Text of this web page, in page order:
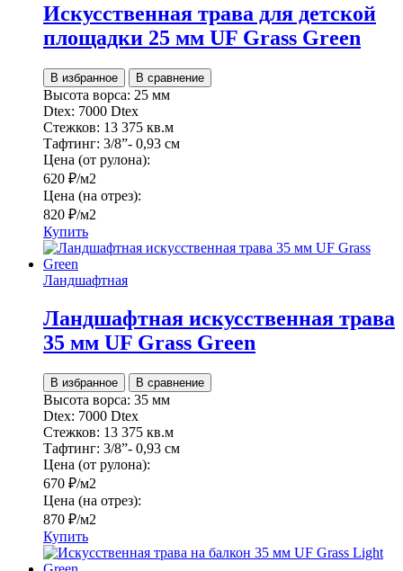
Искусственная трава для детской
площадки 25 мм UF Grass Green
В избранное В сравнение
Высота ворса: 25 мм
Dtex: 7000 Dtex
Стежков: 13 375 кв.м
Тафтинг: 3/8”- 0,93 см
Цена (от рулона):
620 ₽/м2
Цена (на отрез):
820 ₽/м2
Купить
Ландшафтная
Ландшафтная искусственная трава
35 мм UF Grass Green
В избранное В сравнение
Высота ворса: 35 мм
Dtex: 7000 Dtex
Стежков: 13 375 кв.м
Тафтинг: 3/8”- 0,93 см
Цена (от рулона):
670 ₽/м2
Цена (на отрез):
870 ₽/м2
Купить